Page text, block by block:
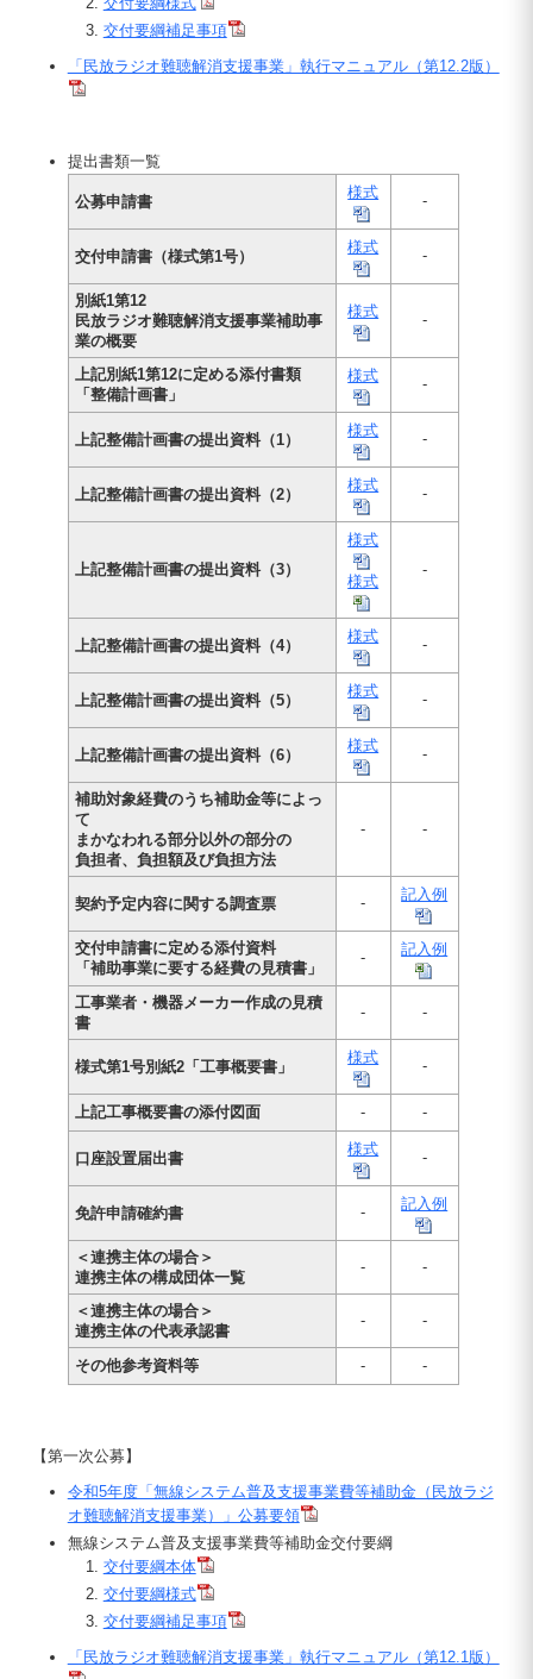
交付要綱補足事項
「民放ラジオ難聴解消支援事業」執行マニュアル（第12.2版）
提出書類一覧
公募申請書
様式 -
交付申請書（様式第1号）
様式 -
別紙1第12
民放ラジオ難聴解消支援事業補助事
業の概要
様式 -
上記別紙1第12に定める添付書類
「整備計画書」
様式 -
上記整備計画書の提出資料（1）
様式 -
上記整備計画書の提出資料（2）
様式 -
上記整備計画書の提出資料（3）
様式
様式
-
上記整備計画書の提出資料（4）
様式 -
上記整備計画書の提出資料（5）
様式 -
上記整備計画書の提出資料（6）
様式 -
補助対象経費のうち補助金等によっ
て
まかなわれる部分以外の部分の
負担者、負担額及び負担方法
- -
契約予定内容に関する調査票 - 記入例
交付申請書に定める添付資料
「補助事業に要する経費の見積書」
- 記入例
工事業者・機器メーカー作成の見積
書
- -
様式第1号別紙2「工事概要書」
様式 -
上記工事概要書の添付図面 - -
口座設置届出書
様式 -
免許申請確約書 - 記入例
＜連携主体の場合＞
連携主体の構成団体一覧
- -
＜連携主体の場合＞
連携主体の代表承認書
- -
その他参考資料等 - -
【第一次公募】
令和5年度「無線システム普及支援事業費等補助金（民放ラジ
オ難聴解消支援事業）」公募要領
無線システム普及支援事業費等補助金交付要綱
交付要綱本体
交付要綱様式
交付要綱補足事項
「民放ラジオ難聴解消支援事業」執行マニュアル（第12.1版）